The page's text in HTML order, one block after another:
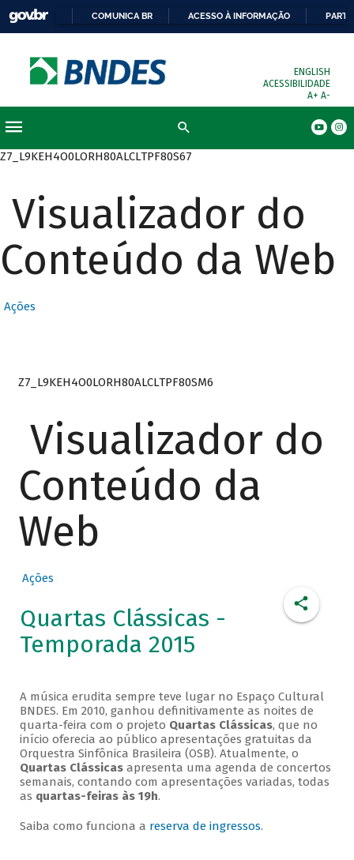
COMUNICA BR ACESSO À INFORMAÇÃO
ENGLISH
ACESSIBILIDADE
A+ A-
Z7_L9KEH4O0LORH80ALCLTPF80S67
Visualizador do
Conteúdo da Web
Ações
Z7_L9KEH4O0LORH80ALCLTPF80SM6
Visualizador do
Conteúdo da
Web
Ações
Quartas Clássicas -
Temporada 2015
A música erudita sempre teve lugar no Espaço Cultural
BNDES. Em 2010, ganhou definitivamente as noites de
quarta-feira com o projeto Quartas Clássicas, que no
início oferecia ao público apresentações gratuitas da
Orquestra Sinfônica Brasileira (OSB). Atualmente, o
Quartas Clássicasapresenta uma agenda de concertos
semanais, contando com apresentações variadas, todas
as quartas-feiras às 19h.
Saiba como funciona a reserva de ingressos.